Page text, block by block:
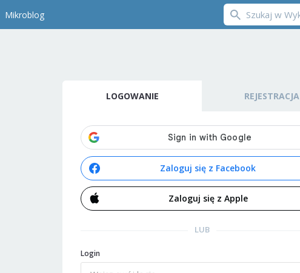
Mikroblog
LOGOWANIE REJESTRACJA
Zaloguj się z Facebook
Zaloguj się z Apple
LUB
Login